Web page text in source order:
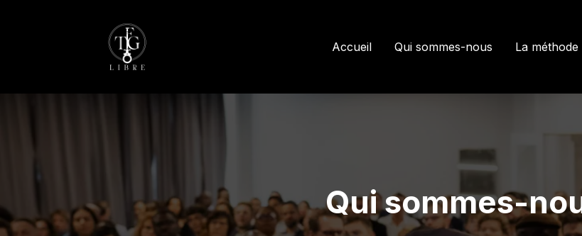
Accueil Qui sommes-nous La méthode
Qui sommes-